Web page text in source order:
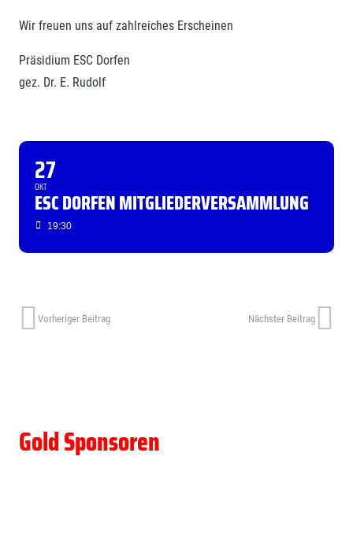
Wir freuen uns auf zahlreiches Erscheinen
Präsidium ESC Dorfen
gez. Dr. E. Rudolf
27
OKT
ESC DORFEN MITGLIEDERVERSAMMLUNG
19:30
Vorheriger Beitrag Nächster Beitrag
Gold Sponsoren